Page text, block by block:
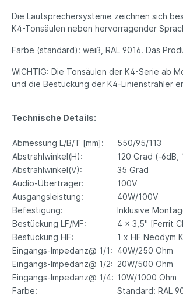
Die Lautsprechersysteme zeichnen sich
K4-Tonsäulen neben hervorragender
Farbe (standard): weiß, RAL 9016. Das
WICHTIG: Die Tonsäulen der K4-Serie ab
und die Bestückung der K4-Linien­strahler
Technische Details:
Abmessung L/B/T [mm]:
550/95/113
Abstrahlwinkel(H):
120 Grad (-6dB,
Abstrahlwinkel(V):
35 Grad
Audio-Übertrager:
100V
Ausgangsleistung:
40W/100V
Befestigung:
Inklusive
Bestückung LF/MF:
4 x 3,5" [Ferrit
Bestückung HF:
1 x HF Neodym
Eingangs-Impedanz@ 1/1: 40W/250 Ohm
Eingangs-Impedanz@ 1/2: 20W/500 Ohm
Eingangs-Impedanz@ 1/4: 10W/1000 Ohm
Farbe:
Standard: RAL